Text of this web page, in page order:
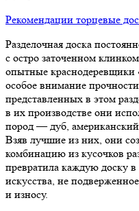
Рекомендации торцевые
Разделочная доска
с остро заточенном
опытные краснодеревщики
особое внимание
представленных в этом
в их производстве они
пород — дуб, американский
Взяв лучшие из них, они
комбинацию из кусочков
превратила каждую доску
искусства, не
и износу.